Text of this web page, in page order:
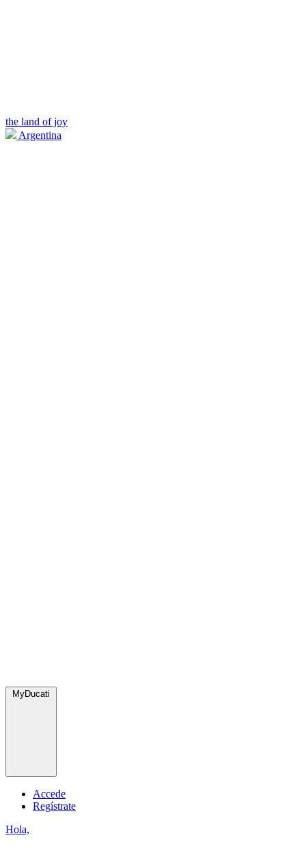
the land of joy
Argentina
MyDucati
Accede
Regístrate
Hola,